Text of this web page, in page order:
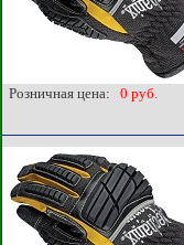
Розничная цена: 0 руб.